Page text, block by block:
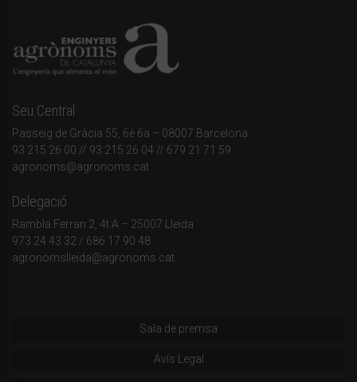
Seu Central
Passeig de Gràcia 55, 6è 6a – 08007 Barcelona
93 215 26 00 // 93 215 26 04 // 679 21 71 59
agronoms@agronoms.cat
Delegació
Rambla Ferran 2, 4t A – 25007 Lleida
973 24 43 32 / 686 17 90 48
agronomslleida@agronoms.cat
Sala de premsa
Avís Legal